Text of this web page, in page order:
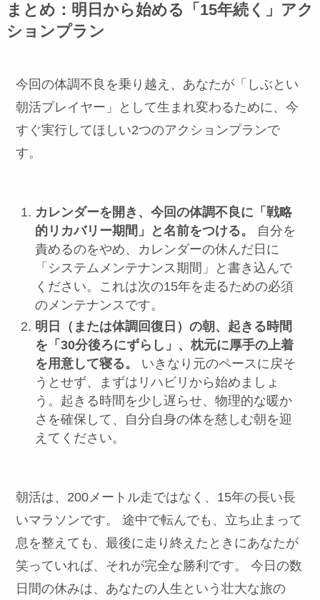
まとめ：明日から始める「15年続く」アク
ションプラン
今回の体調不良を乗り越え、あなたが「しぶとい
朝活プレイヤー」として生まれ変わるために、今
すぐ実行してほしい2つのアクションプランで
す。
カレンダーを開き、今回の体調不良に「戦略
的リカバリー期間」と名前をつける。
自分を
責めるのをやめ、カレンダーの休んだ日に
「システムメンテナンス期間」と書き込んで
ください。これは次の15年を走るための必須
のメンテナンスです。
明日（または体調回復日）の朝、起きる時間
を「30分後ろにずらし」、枕元に厚手の上着
を用意して寝る。
いきなり元のペースに戻そ
うとせず、まずはリハビリから始めましょ
う。起きる時間を少し遅らせ、物理的な暖か
さを確保して、自分自身の体を慈しむ朝を迎
えてください。
朝活は、200メートル走ではなく、15年の長い長
いマラソンです。 途中で転んでも、立ち止まって
息を整えても、最後に走り終えたときにあなたが
笑っていれば、それが完全な勝利です。 今日の数
日間の休みは、あなたの人生という壮大な旅の